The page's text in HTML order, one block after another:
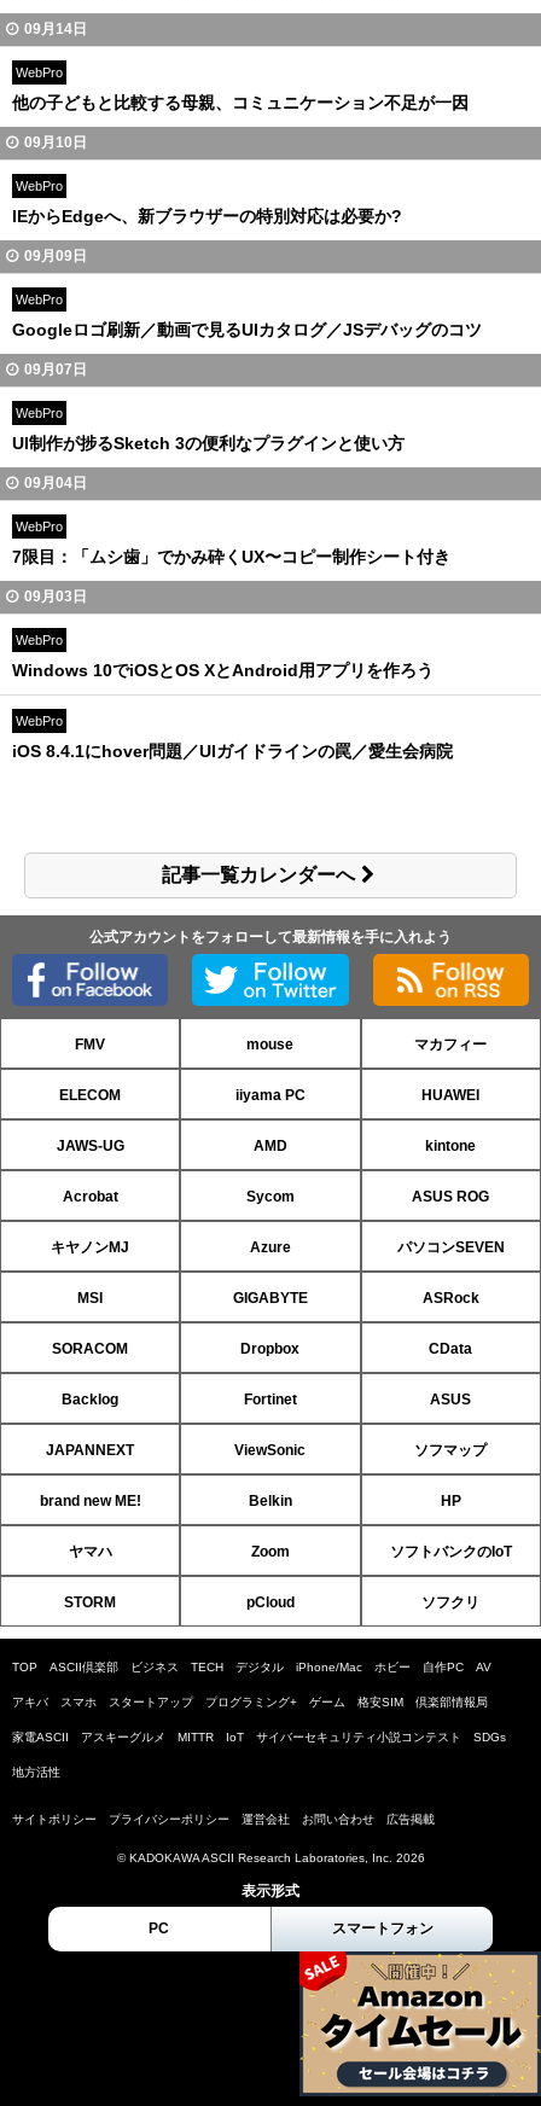
09月14日
WebPro
他の子どもと比較する母親、コミュニケーション不足が一因
09月10日
WebPro
IEからEdgeへ、新ブラウザーの特別対応は必要か?
09月09日
WebPro
Googleロゴ刷新／動画で見るUIカタログ／JSデバッグのコツ
09月07日
WebPro
UI制作が捗るSketch 3の便利なプラグインと使い方
09月04日
WebPro
7限目：「ムシ歯」でかみ砕くUX〜コピー制作シート付き
09月03日
WebPro
Windows 10でiOSとOS XとAndroid用アプリを作ろう
WebPro
iOS 8.4.1にhover問題／UIガイドラインの罠／愛生会病院
記事一覧カレンダーへ
公式アカウントをフォローして最新情報を手に入れよう
FMV mouse マカフィー
ELECOM iiyama PC HUAWEI
JAWS-UG AMD kintone
Acrobat Sycom ASUS ROG
キヤノンMJ Azure パソコンSEVEN
MSI GIGABYTE ASRock
SORACOM Dropbox CData
Backlog Fortinet ASUS
JAPANNEXT ViewSonic ソフマップ
brand new ME! Belkin HP
ヤマハ Zoom ソフトバンクのIoT
STORM pCloud ソフクリ
TOP ASCII倶楽部 ビジネス TECH デジタル iPhone/Mac ホビー 自作PC AV
アキバ スマホ スタートアップ プログラミング+ ゲーム 格安SIM 倶楽部情報局
家電ASCII アスキーグルメ MITTR IoT サイバーセキュリティ小説コンテスト SDGs
地方活性
サイトポリシー プライバシーポリシー 運営会社 お問い合わせ 広告掲載
© KADOKAWA ASCII Research Laboratories, Inc. 2026
表示形式
PC スマートフォン